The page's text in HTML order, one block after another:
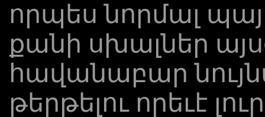
որպես նորմալ
քանի սխալներ
հավանաբար
թերթելու որեւէ